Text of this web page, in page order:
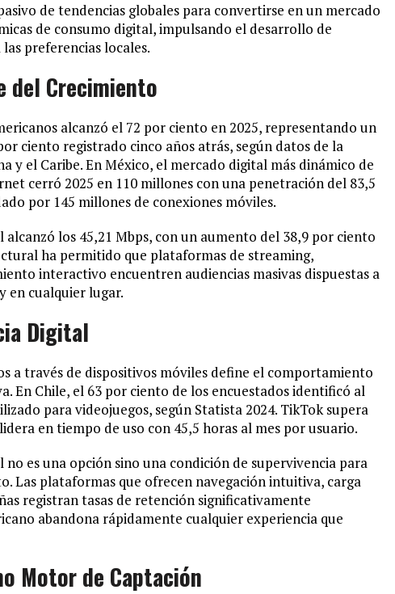
de tendencias globales para convertirse en un mercado
de consumo digital, impulsando el desarrollo de
preferencias locales.
del Crecimiento
alcanzó el 72 por ciento en 2025, representando un
ciento registrado cinco años atrás, según datos de la
y el Caribe. En México, el mercado digital más dinámico de
cerró 2025 en 110 millones con una penetración del 83,5
por 145 millones de conexiones móviles.
los 45,21 Mbps, con un aumento del 38,9 por ciento
ha permitido que plataformas de streaming,
interactivo encuentren audiencias masivas dispuestas a
en cualquier lugar.
Digital
a través de dispositivos móviles define el comportamiento
En Chile, el 63 por ciento de los encuestados identificó al
para videojuegos, según Statista 2024. TikTok supera
en tiempo de uso con 45,5 horas al mes por usuario.
es una opción sino una condición de supervivencia para
Las plataformas que ofrecen navegación intuitiva, carga
registran tasas de retención significativamente
abandona rápidamente cualquier experiencia que
Motor de Captación